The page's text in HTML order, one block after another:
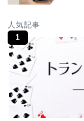
人気記事